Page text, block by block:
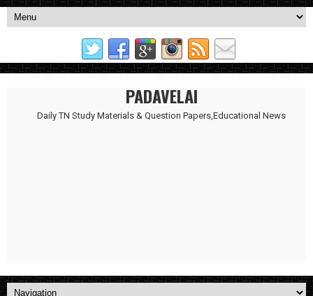
PADAVELAI
Daily TN Study Materials & Question Papers,Educational News